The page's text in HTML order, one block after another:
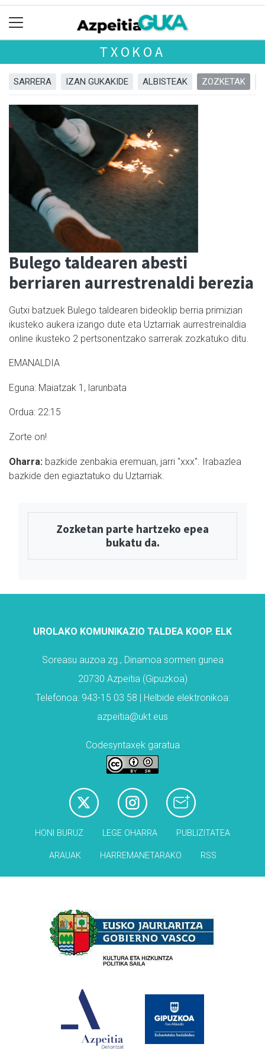
TXOKOA
SARRERA IZAN GUKAKIDE ALBISTEAK ZOZKETAK
Bulego taldearen abesti
berriaren aurrestrenaldi berezia
Gutxi batzuek Bulego taldearen bideoklip berria primizian
ikusteko aukera izango dute eta Uztarriak aurrestreinaldia
online ikusteko 2 pertsonentzako sarrerak zozkatuko ditu.
EMANALDIA
Eguna: Maiatzak 1, larunbata
Ordua: 22:15
Zorte on!
Oharra: bazkide zenbakia eremuan, jarri "xxx". Irabazlea
bazkide den egiaztatuko du Uztarriak.
Zozketan parte hartzeko epea
bukatu da.
UROLAKO KOMUNIKAZIO TALDEA KOOP. ELK
Soreasu auzoa zg., Dinamoa sormen gunea
20730 Azpeitia (Gipuzkoa)
Telefonoa: 943-15 03 58 | Helbide elektronikoa:
azpeitia@ukt.eus
Codesyntaxek garatua
HONI BURUZ LEGE OHARRA PUBLIZITATEA
ARAUAK HARREMANETARAKO RSS